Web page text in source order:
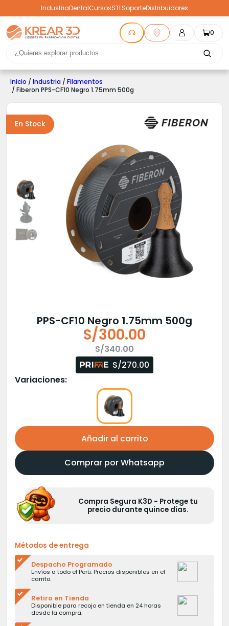
IndustriaDentalCursosSTLSoporteDistribuidores
0
Inicio / Industria / Filamentos
/ Fiberon PPS-CF10 Negro 1.75mm 500g
En Stock
PPS-CF10 Negro 1.75mm 500g
S/340.00
original
S/300.00
actual
S/270.00
Variaciones:
Añadir al carrito
Comprar por Whatsapp
Compra Segura K3D - Protege tu
precio durante quince días.
Métodos de entrega
Despacho Programado
Envíos a todo el Perú. Precios disponibles en el
carrito.
Retiro en Tienda
Disponible para recojo en tienda en 24 horas
desde la compra.